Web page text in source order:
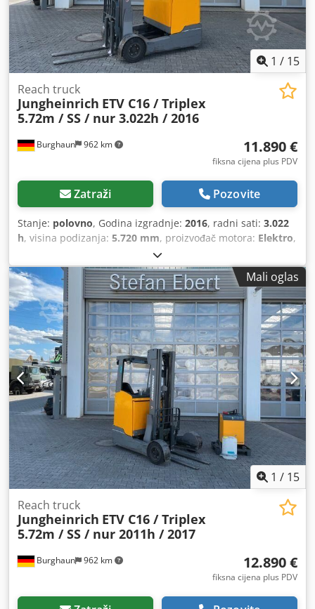
1 / 15
Burghaun 962 km
Reach truck
Jungheinrich ETV C16 / Triplex
5.72m / SS / nur 3.022h / 2016
11.890 €
fiksna cijena plus PDV
Zatraži Pozovite
Stanje: polovno, Godina izgradnje: 2016, radni sati: 3.022
h, visina podizanja: 5.720 mm, proizvođač motora: Elektro,
Mali oglas
1 / 15
Burghaun 962 km
Reach truck
Jungheinrich ETV C16 / Triplex
5.72m / SS / nur 2011h / 2017
12.890 €
fiksna cijena plus PDV